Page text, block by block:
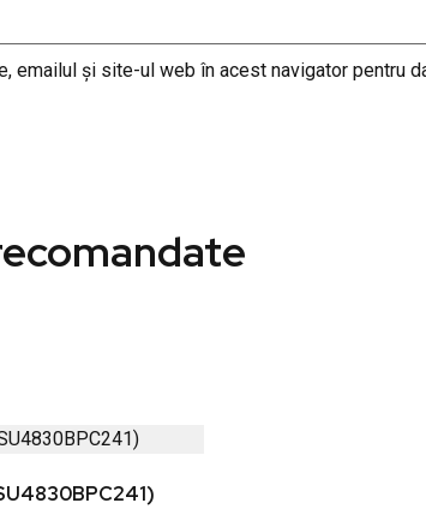
emailul și site-ul web în acest navigator pentru